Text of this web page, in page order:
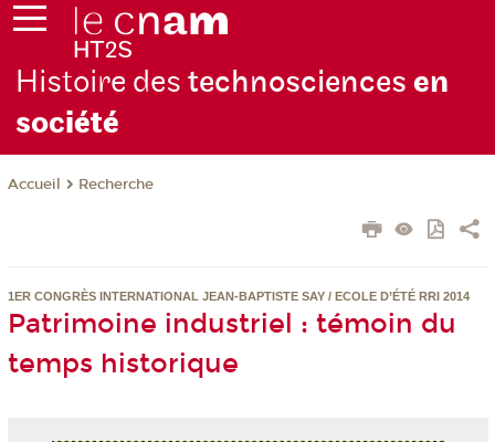
Histoire des technosciences en
société
Accueil Recherche
1ER CONGRÈS INTERNATIONAL JEAN-BAPTISTE SAY / ECOLE D’ÉTÉ RRI 2014
Patrimoine industriel : témoin du
temps historique